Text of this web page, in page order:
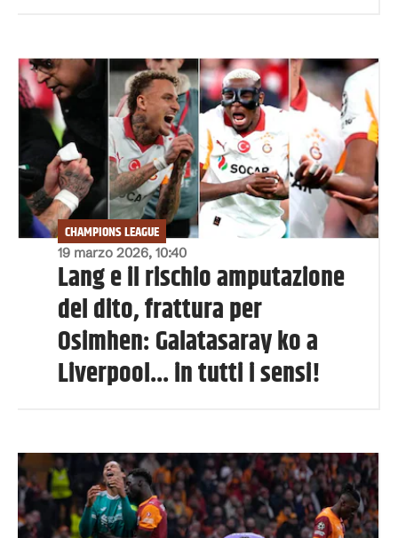
19 marzo 2026, 10:40
CHAMPIONS LEAGUE
Lang e il rischio amputazione
del dito, frattura per
Osimhen: Galatasaray ko a
Liverpool... in tutti i sensi!